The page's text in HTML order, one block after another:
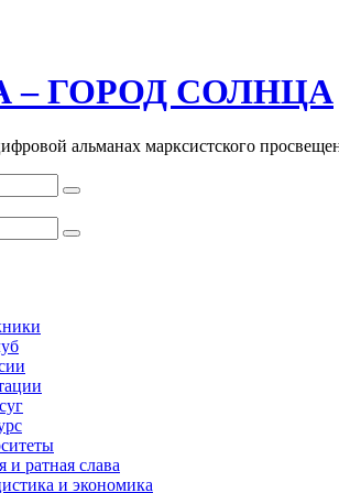
– ГОРОД СОЛНЦА
альманах марксистского
и ратная слава
и экономика